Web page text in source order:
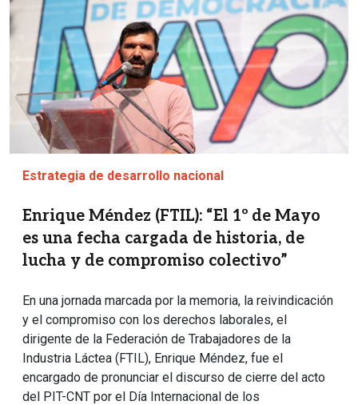
Estrategia de desarrollo nacional
Enrique Méndez (FTIL): “El 1º de Mayo
es una fecha cargada de historia, de
lucha y de compromiso colectivo”
En una jornada marcada por la memoria, la reivindicación
y el compromiso con los derechos laborales, el
dirigente de la Federación de Trabajadores de la
Industria Láctea (FTIL), Enrique Méndez, fue el
encargado de pronunciar el discurso de cierre del acto
del PIT-CNT por el Día Internacional de los